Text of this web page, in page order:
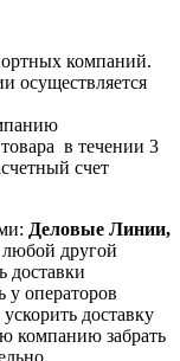
компаний.
осуществляется
в течении 3
счет
Деловые Линии,
другой
доставки
у операторов
доставку
компанию забрать